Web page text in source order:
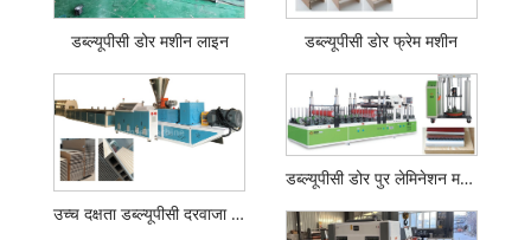
डब्ल्यूपीसी डोर मशीन लाइन डब्ल्यूपीसी डोर फ्रेम मशीन
उच्च दक्षता डब्ल्यूपीसी दरवाजा पैनल एक्सट्रूडर
डब्ल्यूपीसी डोर पुर लेमिनेशन मशीन